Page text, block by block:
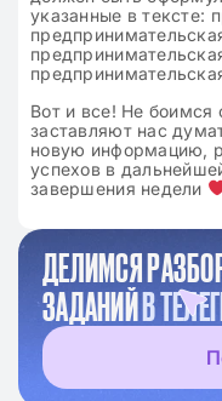
указанные в тексте:
Вот и все! Не боимся
заставляют нас
новую информацию,
успехов в
завершения недели
ДЕЛИМСЯ
ЗАДАНИЙВ